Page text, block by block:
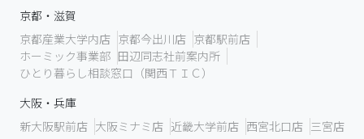
京都・滋賀
京都産業大学内店 京都今出川店 京都駅前店
ホーミック事業部 田辺同志社前案内所
ひとり暮らし相談窓口（関西ＴＩＣ）
大阪・兵庫
新大阪駅前店 大阪ミナミ店 近畿大学前店 西宮北口店 三宮店